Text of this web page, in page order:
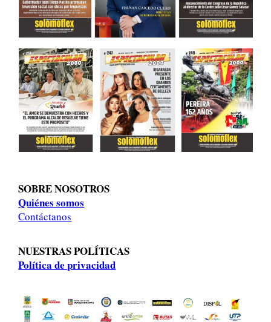
SOBRE NOSOTROS
Quiénes somos
Contáctanos
NUESTRAS POLÍTICAS
Política de privacidad